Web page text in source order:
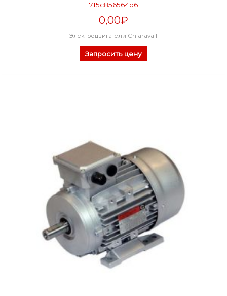
715c856564b6
0,00₽
Электродвигатели Chiaravalli
Запросить цену